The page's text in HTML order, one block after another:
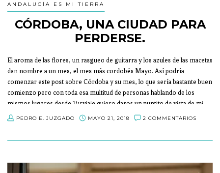
ANDALUCÍA ES MI TIERRA
CÓRDOBA, UNA CIUDAD PARA
PERDERSE.
El aroma de las flores, un rasgueo de guitarra y los azules de las macetas
dan nombre a un mes, el mes más cordobés Mayo. Así podría
comenzar este post sobre Córdoba y su mes, lo que sería bastante buen
comienzo pero con toda esa multitud de personas hablando de los
mismos lugares desde Turviaje quiero daros un puntito de vista de mi
Córdoba un poco diferente.
PEDRO E. JUZGADO MAYO 21, 2018 2 COMMENTARIOS